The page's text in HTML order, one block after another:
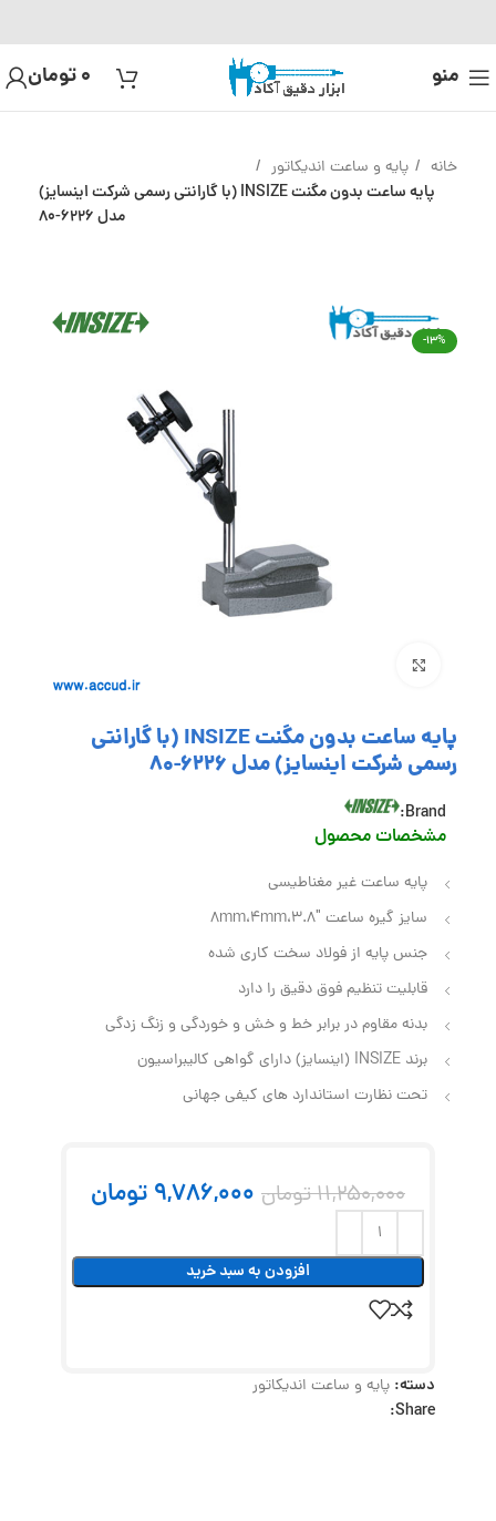
منو 0تومان
خانه پایه و ساعت اندیکاتور
پایه ساعت بدون مگنت INSIZE (با گارانتی رسمی شرکت اینسایز)
مدل 6226-80
-13%
پایه ساعت بدون مگنت INSIZE (با گارانتی
رسمی شرکت اینسایز) مدل 6226-80
Brand:
مشخصات محصول
پایه ساعت غیر مغناطیسی
سایز گیره ساعت 8mm،4mm،3.8″
جنس پایه از فولاد سخت کاری شده
قابلیت تنظیم فوق دقیق را دارد
بدنه مقاوم در برابر خط و خش و خوردگی و زنگ زدگی
برند INSIZE (اینسایز) دارای گواهی کالیبراسیون
تحت نظارت استاندارد های کیفی جهانی
11,250,000تومان 9,786,000 تومان
افزودن به سبد خرید
دسته: پایه و ساعت اندیکاتور
Share: